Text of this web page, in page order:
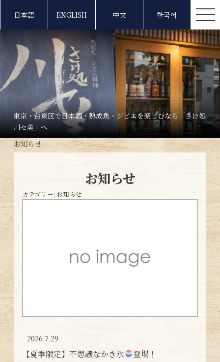
日本語 ENGLISH 中文 한국어
東京・台東区で日本酒・熟成魚・ジビエを楽しむなら「さけ処
川セ美」へ
お知らせ
カテゴリー: お知らせ
2026.7.29
【夏季限定】不思議なかき氷 登場！
お知らせ